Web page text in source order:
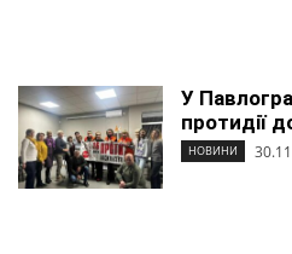
У
протидії
НОВИНИ